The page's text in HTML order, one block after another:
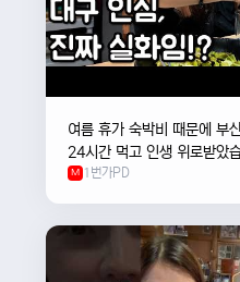
여름 휴가 숙박비 때문에 부
24시간 먹고 인생 위로받았
M 1번가PD